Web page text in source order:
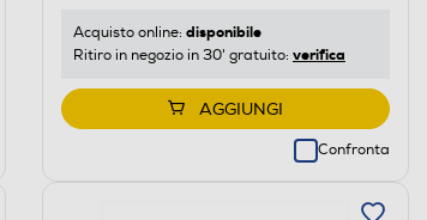
Acquisto online: disponibile
Ritiro in negozio in 30' gratuito: verifica
AGGIUNGI
Confronta